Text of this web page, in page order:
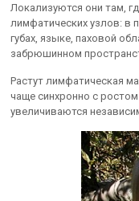
Локализуются они там,
лимфатических узлов: в
губах, языке, паховой
забрюшинном
Растут лимфатическая
чаще синхронно с
увеличиваются